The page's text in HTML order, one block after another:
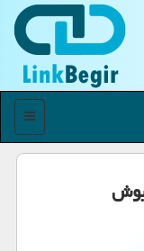
منو